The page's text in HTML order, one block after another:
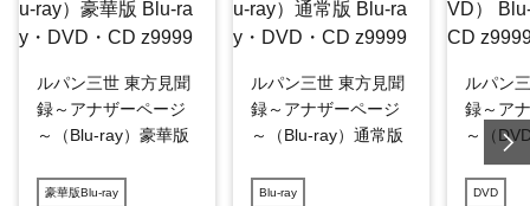
ルパン三世 東方見聞
録～アナザーページ
～（Blu-ray）豪華版
豪華版Blu-ray
ルパン三世 東方見聞
録～アナザーページ
～（Blu-ray）通常版
Blu-ray
ルパン
録～ア
～（
DVD